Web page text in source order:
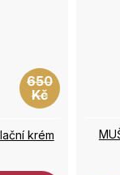
650
Kč
krém